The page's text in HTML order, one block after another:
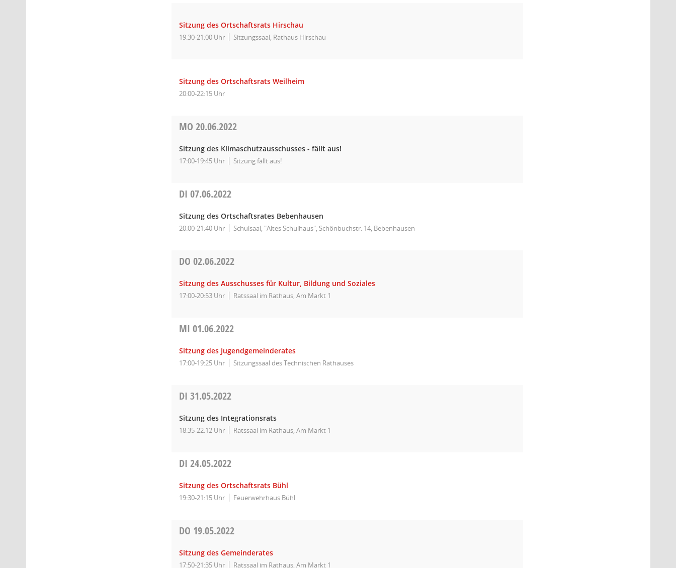
Sitzung des Ortschaftsrats Hirschau
19:30-21:00 Uhr Sitzungssaal, Rathaus Hirschau
Sitzung des Ortschaftsrats Weilheim
20:00-22:15 Uhr
MO20.06.2022
Sitzung des Klimaschutzausschusses - fällt aus!
17:00-19:45 Uhr Sitzung fällt aus!
DI07.06.2022
Sitzung des Ortschaftsrates Bebenhausen
20:00-21:40 Uhr Schulsaal, "Altes Schulhaus", Schönbuchstr. 14, Bebenhausen
DO02.06.2022
Sitzung des Ausschusses für Kultur, Bildung und Soziales
17:00-20:53 Uhr Ratssaal im Rathaus, Am Markt 1
MI01.06.2022
Sitzung des Jugendgemeinderates
17:00-19:25 Uhr Sitzungssaal des Technischen Rathauses
DI31.05.2022
Sitzung des Integrationsrats
18:35-22:12 Uhr Ratssaal im Rathaus, Am Markt 1
DI24.05.2022
Sitzung des Ortschaftsrats Bühl
19:30-21:15 Uhr Feuerwehrhaus Bühl
DO 19.05.2022
Sitzung des Gemeinderates
17:50-21:35 Uhr Ratssaal im Rathaus, Am Markt 1